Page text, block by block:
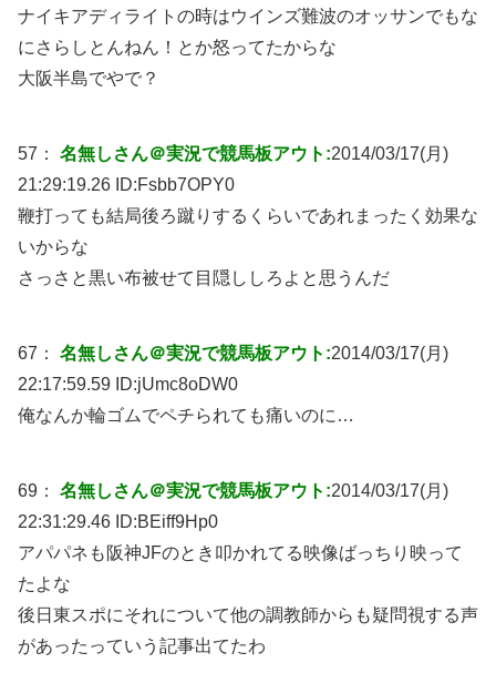
ナイキアディライトの時はウインズ難波のオッサンでもな
にさらしとんねん！とか怒ってたからな
大阪半島でやで？
57： 名無しさん＠実況で競馬板アウト:2014/03/17(月)
21:29:19.26 ID:Fsbb7OPY0
鞭打っても結局後ろ蹴りするくらいであれまったく効果な
いからな
さっさと黒い布被せて目隠ししろよと思うんだ
67： 名無しさん＠実況で競馬板アウト:2014/03/17(月)
22:17:59.59 ID:jUmc8oDW0
俺なんか輪ゴムでペチられても痛いのに…
69： 名無しさん＠実況で競馬板アウト:2014/03/17(月)
22:31:29.46 ID:BEiff9Hp0
アパパネも阪神JFのとき叩かれてる映像ばっちり映って
たよな
後日東スポにそれについて他の調教師からも疑問視する声
があったっていう記事出てたわ